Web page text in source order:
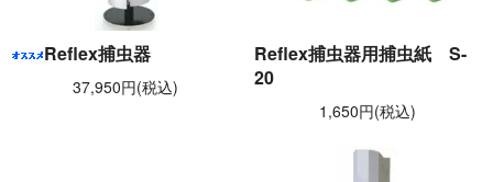
Reflex捕虫器
37,950円(税込)
Reflex捕虫器用捕虫紙 S-
20
1,650円(税込)